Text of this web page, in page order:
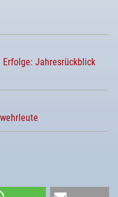
Jahresrückblick